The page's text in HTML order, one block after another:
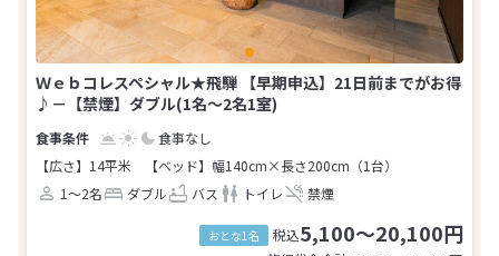
Ｗｅｂコレスペシャル★飛騨 【早期申込】21日前までがお得
♪－【禁煙】ダブル(1名～2名1室)
食事なし
【広さ】14平米
【ベッド】幅140cm×長さ200cm（1台）
1～2名
ダブル バス トイレ 禁煙
おとな1名 税込5,100～20,100円